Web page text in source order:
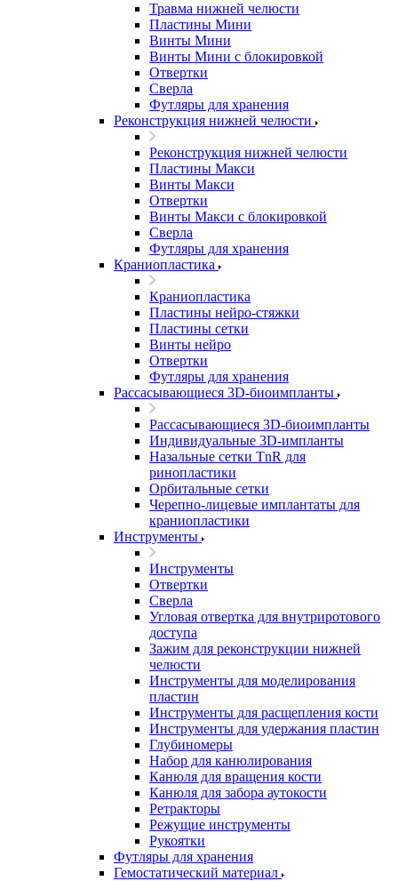
Травма нижней челюсти
Пластины Мини
Винты Мини
Винты Мини с блокировкой
Отвертки
Сверла
Футляры для хранения
Реконструкция нижней челюсти
Реконструкция нижней челюсти
Пластины Макси
Винты Макси
Отвертки
Винты Макси с блокировкой
Сверла
Футляры для хранения
Краниопластика
Краниопластика
Пластины нейро-стяжки
Пластины сетки
Винты нейро
Отвертки
Футляры для хранения
Рассасывающиеся 3D-биоимпланты
Рассасывающиеся 3D-биоимпланты
Индивидуальные 3D-импланты
Назальные сетки TnR для
ринопластики
Орбитальные сетки
Черепно-лицевые имплантаты для
краниопластики
Инструменты
Инструменты
Отвертки
Сверла
Угловая отвертка для внутриротового
доступа
Зажим для реконструкции нижней
челюсти
Инструменты для моделирования
пластин
Инструменты для расщепления кости
Инструменты для удержания пластин
Глубиномеры
Набор для канюлирования
Канюля для вращения кости
Канюля для забора аутокости
Ретракторы
Режущие инструменты
Рукоятки
Футляры для хранения
Гемостатический материал